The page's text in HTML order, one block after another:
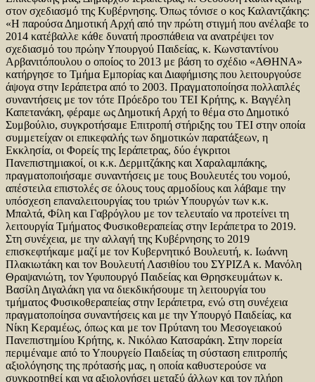
στον σχεδιασμό της Κυβέρνησης. Όπως τόνισε ο κος Καλαντζάκης:
«Η παρούσα Δημοτική Αρχή από την πρώτη στιγμή που ανέλαβε το
2014 κατέβαλλε κάθε δυνατή προσπάθεια να ανατρέψει τον
σχεδιασμό του πρώην Υπουργού Παιδείας, κ. Κωνσταντίνου
Αρβανιτόπουλου ο οποίος το 2013 με βάση το σχέδιο «ΑΘΗΝΑ»
κατήργησε το Τμήμα Εμπορίας και Διαφήμισης που λειτουργούσε
άψογα στην Ιεράπετρα από το 2003. Πραγματοποίησα πολλαπλές
συναντήσεις με τον τότε Πρόεδρο του ΤΕΙ Κρήτης, κ. Βαγγέλη
Καπετανάκη, φέραμε ως Δημοτική Αρχή το θέμα στο Δημοτικό
Συμβούλιο, συγκροτήσαμε Επιτροπή στήριξης του ΤΕΙ στην οποία
συμμετείχαν οι επικεφαλής των δημοτικών παρατάξεων, η
Εκκλησία, οι Φορείς της Ιεράπετρας, δύο έγκριτοι
Πανεπιστημιακοί, οι κ.κ. Δερμιτζάκης και Χαραλαμπάκης,
πραγματοποιήσαμε συναντήσεις με τους Βουλευτές του νομού,
απέστειλα επιστολές σε όλους τους αρμοδίους και λάβαμε την
υπόσχεση επαναλειτουργίας του τριών Υπουργών των κ.κ.
Μπαλτά, Φίλη και Γαβρόγλου με τον τελευταίο να προτείνει τη
λειτουργία Τμήματος Φυσικοθεραπείας στην Ιεράπετρα το 2019.
Στη συνέχεια, με την αλλαγή της Κυβέρνησης το 2019
επισκεφτήκαμε μαζί με τον Κυβερνητικό Βουλευτή, κ. Ιωάννη
Πλακιωτάκη και τον Βουλευτή Λασιθίου του ΣΥΡΙΖΑ κ. Μανόλη
Θραψανιώτη, τον Υφυπουργό Παιδείας και Θρησκευμάτων κ.
Βασίλη Διγαλάκη για να διεκδικήσουμε τη λειτουργία του
τμήματος Φυσικοθεραπείας στην Ιεράπετρα, ενώ στη συνέχεια
πραγματοποίησα συναντήσεις και με την Υπουργό Παιδείας, κα
Νίκη Κεραμέως, όπως και με τον Πρύτανη του Μεσογειακού
Πανεπιστημίου Κρήτης, κ. Νικόλαο Κατσαράκη. Στην πορεία
περιμέναμε από το Υπουργείο Παιδείας τη σύσταση επιτροπής
αξιολόγησης της πρότασής μας, η οποία καθυστερούσε να
συγκροτηθεί και να αξιολογήσει μεταξύ άλλων και τον πλήρη